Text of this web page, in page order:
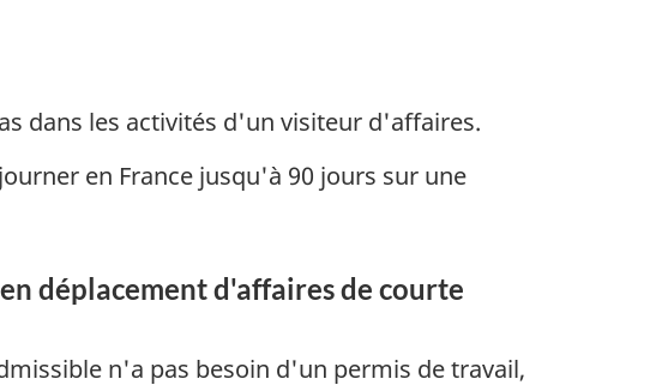
dans les activités d'un visiteur d'affaires.
en France jusqu'à 90 jours sur une
déplacement d'affaires de courte
n'a pas besoin d'un permis de travail,